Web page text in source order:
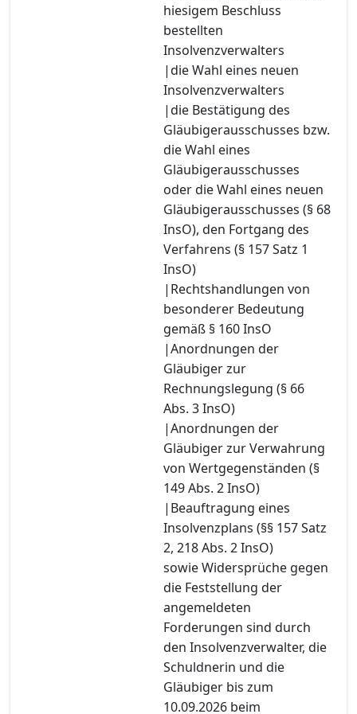
hiesigem Beschluss
bestellten
Insolvenzverwalters
|die Wahl eines neuen
Insolvenzverwalters
|die Bestätigung des
Gläubigerausschusses bzw.
die Wahl eines
Gläubigerausschusses
oder die Wahl eines neuen
Gläubigerausschusses (§ 68
InsO), den Fortgang des
Verfahrens (§ 157 Satz 1
InsO)
|Rechtshandlungen von
besonderer Bedeutung
gemäß § 160 InsO
|Anordnungen der
Gläubiger zur
Rechnungslegung (§ 66
Abs. 3 InsO)
|Anordnungen der
Gläubiger zur Verwahrung
von Wertgegenständen (§
149 Abs. 2 InsO)
|Beauftragung eines
Insolvenzplans (§§ 157 Satz
2, 218 Abs. 2 InsO)
sowie Widersprüche gegen
die Feststellung der
angemeldeten
Forderungen sind durch
den Insolvenzverwalter, die
Schuldnerin und die
Gläubiger bis zum
10.09.2026 beim